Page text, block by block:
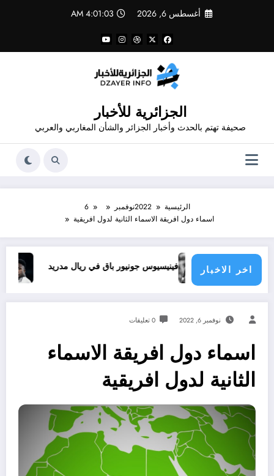
أغسطس 6, 2026 4:01:03 AM
الجزائرية للأخبار
صحيفة تهتم بالحدث وأخبار الجزائر والشأن المغاربي والعربي
الرئيسية 2022نوفمبر
6
اسماء دول افريقة الاسماء الثانية لدول افريقية
اخر الاخبارفينيسيوس جونيور باق في ريال مدريد تجديد
نوفمبر 6, 2022 0 تعليقات
اسماء دول افريقة الاسماء
الثانية لدول افريقية